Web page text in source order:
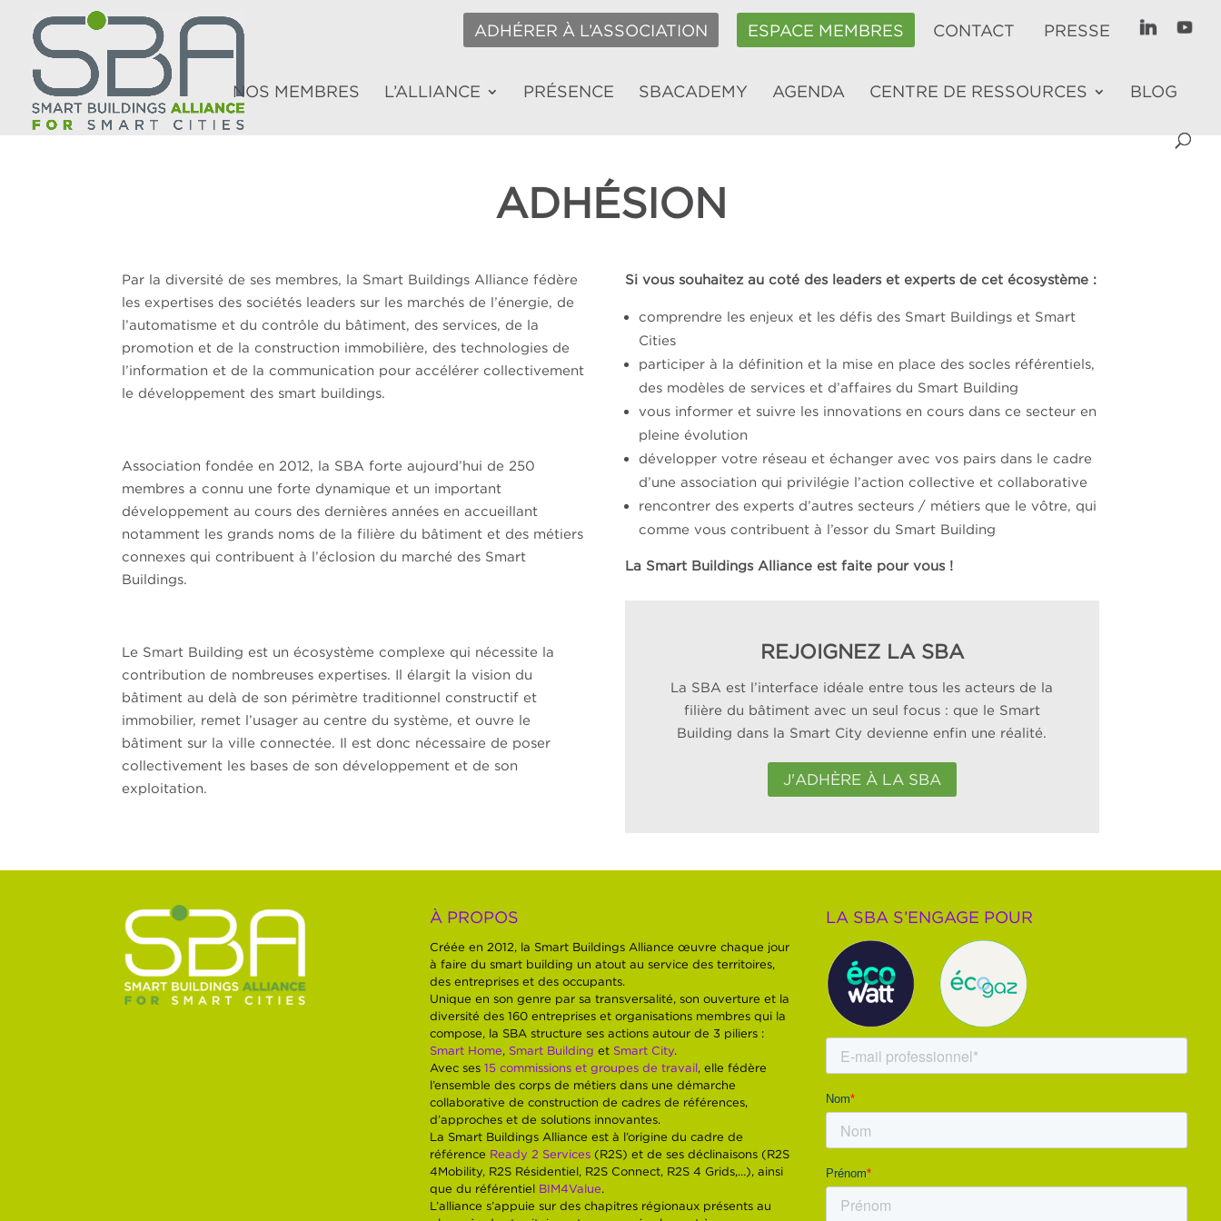
ADHÉRER À L’ASSOCIATION ESPACE MEMBRES CONTACT PRESSE
NOS MEMBRES L’ALLIANCE PRÉSENCE SBACADEMY AGENDA CENTRE DE RESSOURCES BLOG
ADHÉSION
Par la diversité de ses membres, la Smart Buildings Alliance fédère
les expertises des sociétés leaders sur les marchés de l’énergie, de
l’automatisme et du contrôle du bâtiment, des services, de la
promotion et de la construction immobilière, des technologies de
l’information et de la communication pour accélérer collectivement
le développement des smart buildings.
Association fondée en 2012, la SBA forte aujourd’hui de 250
membres a connu une forte dynamique et un important
développement au cours des dernières années en accueillant
notamment les grands noms de la filière du bâtiment et des métiers
connexes qui contribuent à l’éclosion du marché des Smart
Buildings.
Le Smart Building est un écosystème complexe qui nécessite la
contribution de nombreuses expertises. Il élargit la vision du
bâtiment au delà de son périmètre traditionnel constructif et
immobilier, remet l’usager au centre du système, et ouvre le
bâtiment sur la ville connectée. Il est donc nécessaire de poser
collectivement les bases de son développement et de son
exploitation.
Si vous souhaitez au coté des leaders et experts de cet écosystème :
comprendre les enjeux et les défis des Smart Buildings et Smart
Cities
participer à la définition et la mise en place des socles référentiels,
des modèles de services et d’affaires du Smart Building
vous informer et suivre les innovations en cours dans ce secteur en
pleine évolution
développer votre réseau et échanger avec vos pairs dans le cadre
d’une association qui privilégie l’action collective et collaborative
rencontrer des experts d’autres secteurs / métiers que le vôtre, qui
comme vous contribuent à l’essor du Smart Building
La Smart Buildings Alliance est faite pour vous !
REJOIGNEZ LA SBA
La SBA est l’interface idéale entre tous les acteurs de la
filière du bâtiment avec un seul focus : que le Smart
Building dans la Smart City devienne enfin une réalité.
J'ADHÈRE À LA SBA
À PROPOS
Créée en 2012, la Smart Buildings Alliance œuvre chaque jour
à faire du smart building un atout au service des territoires,
des entreprises et des occupants.
Unique en son genre par sa transversalité, son ouverture et la
diversité des 160 entreprises et organisations membres qui la
compose, la SBA structure ses actions autour de 3 piliers :
Smart Home, Smart Building et Smart City.
Avec ses15 commissions et groupes de travail, elle fédère
l’ensemble des corps de métiers dans une démarche
collaborative de construction de cadres de références,
d’approches et de solutions innovantes.
La Smart Buildings Alliance est à l’origine du cadre de
référence Ready 2 Services (R2S) et de ses déclinaisons (R2S
4Mobility, R2S Résidentiel, R2S Connect, R2S 4 Grids,…), ainsi
que du référentiel BIM4Value.
L’alliance s’appuie sur des chapitres régionaux présents au
LA SBA S’ENGAGE POUR